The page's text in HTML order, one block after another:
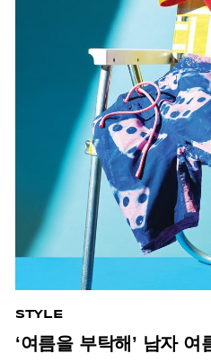
STYLE
‘여름을 부탁해’ 남자 여